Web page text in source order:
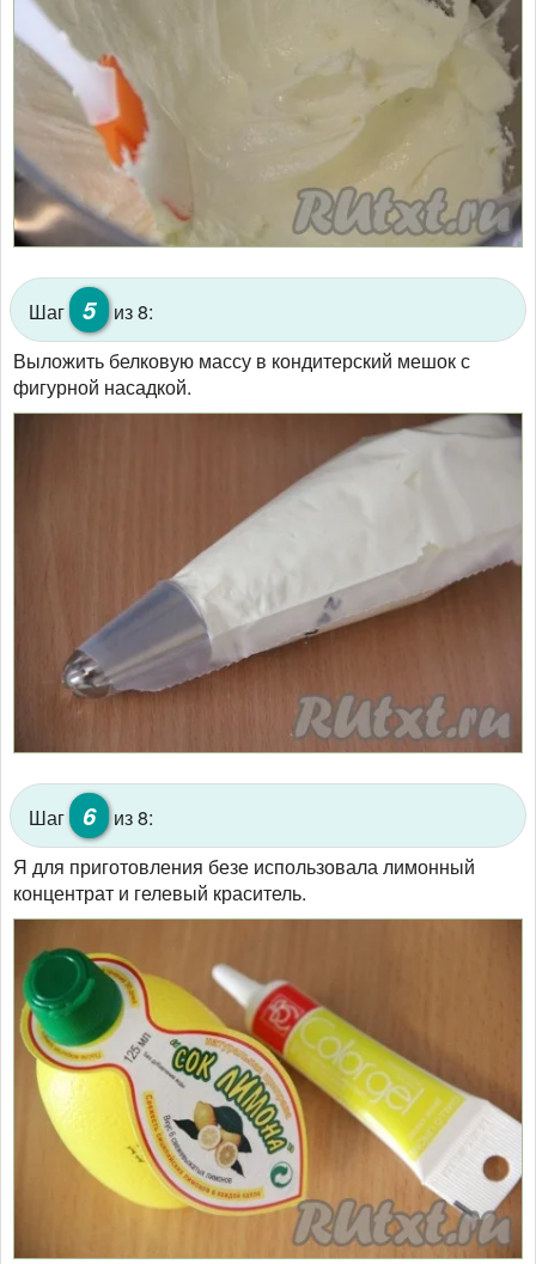
Шаг 5
из 8:
Выложить белковую массу в кондитерский мешок с
фигурной насадкой.
Шаг 6
из 8:
Я для приготовления безе использовала лимонный
концентрат и гелевый краситель.